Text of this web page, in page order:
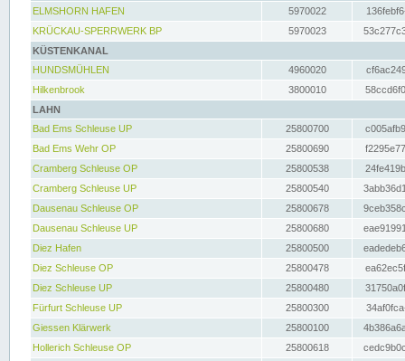
ELMSHORN HAFEN
5970022
KRÜCKAU-SPERRWERK BP
5970023
KÜSTENKANAL
HUNDSMÜHLEN
4960020
Hilkenbrook
3800010
LAHN
Bad Ems Schleuse UP
25800700
Bad Ems Wehr OP
25800690
Cramberg Schleuse OP
25800538
Cramberg Schleuse UP
25800540
Dausenau Schleuse OP
25800678
Dausenau Schleuse UP
25800680
Diez Hafen
25800500
Diez Schleuse OP
25800478
Diez Schleuse UP
25800480
Fürfurt Schleuse UP
25800300
Giessen Klärwerk
25800100
Hollerich Schleuse OP
25800618